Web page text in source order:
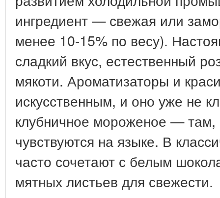
ингредиент — свежая или
менее 10-15% по весу).
сладкий вкус, естественный
мякоти. Ароматизаторы и
искусственным, и оно уже не
клубничное мороженое — там,
чувствуются на языке. В
часто сочетают с белым
мятных листьев для свежести.